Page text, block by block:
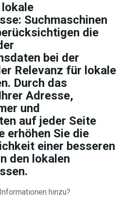
Suchmaschinen
die
bei der
Relevanz für lokale
Durch das
Adresse,
und
auf jeder Seite
erhöhen Sie die
einer besseren
den lokalen
hinzu?